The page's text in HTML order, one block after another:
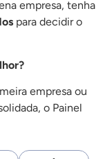
empresa, tenha
para decidir o
empresa ou
o Painel